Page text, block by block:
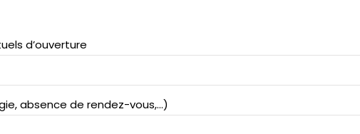
d’ouverture
absence de rendez-vous,...)